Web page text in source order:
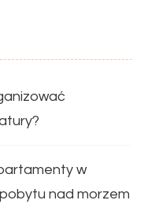
w
nad morzem